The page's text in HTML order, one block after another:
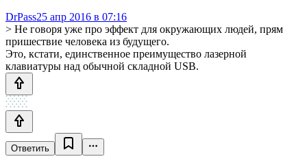
DrPass25 апр 2016 в 07:16
> Не говоря уже про эффект для окружающих людей, прям
пришествие человека из будущего.
Это, кстати, единственное преимущество лазерной
клавиатуры над обычной складной USB.
Ответить